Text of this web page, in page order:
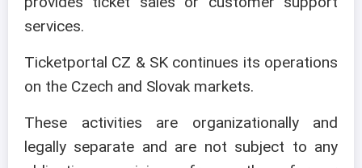
services.
Ticketportal CZ & SK continues its operations
on the Czech and Slovak markets.
These activities are organizationally and
legally separate and are not subject to any